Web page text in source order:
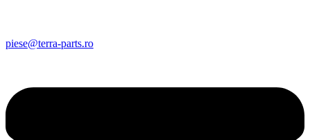
piese@terra-parts.ro